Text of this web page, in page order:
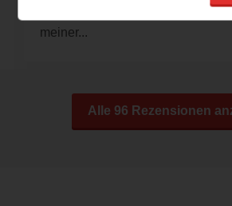
meiner...
Alle 96 Rezensionen